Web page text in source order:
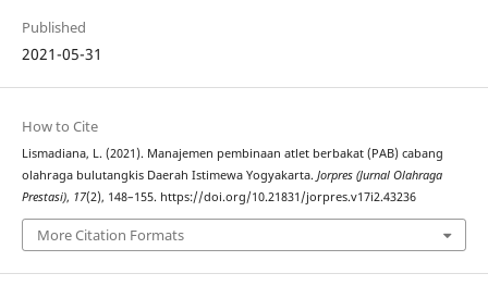
Published
2021-05-31
How to Cite
Lismadiana, L. (2021). Manajemen pembinaan atlet berbakat (PAB) cabang
olahraga bulutangkis Daerah Istimewa Yogyakarta. Jorpres (Jurnal Olahraga
Prestasi), 17(2), 148–155. https://doi.org/10.21831/jorpres.v17i2.43236
More Citation Formats